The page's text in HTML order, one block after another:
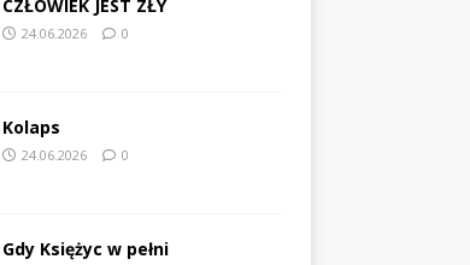
CZŁOWIEK JEST ZŁY
24.06.2026 0
Kolaps
24.06.2026 0
Gdy Księżyc w pełni